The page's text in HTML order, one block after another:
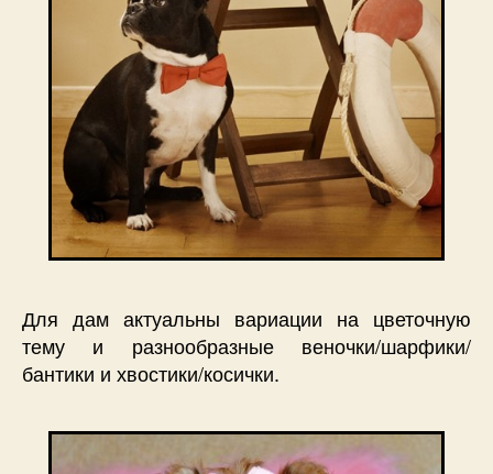
Для дам актуальны вариации на цветочную
тему и разнообразные веночки/шарфики/
бантики и хвостики/косички.